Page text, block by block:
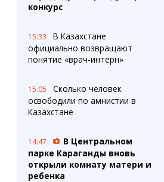
конкурс
15:33
В Казахстане
официально возвращают
понятие «врач-интерн»
15:05
Сколько человек
освободили по амнистии в
Казахстане
14:47
В Центральном
парке Караганды вновь
открыли комнату матери и
ребенка